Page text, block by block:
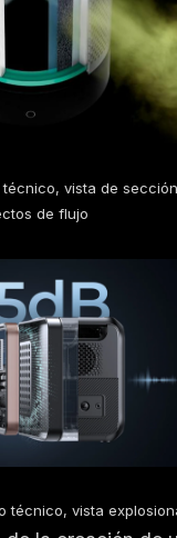
vista de
de flujo
técnico, vista